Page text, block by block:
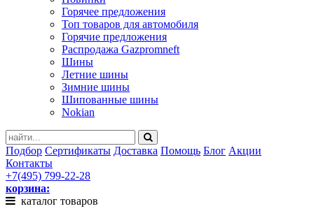
Горячее предложения
Топ товаров для автомобиля
Горячие предложения
Распродажа Gazpromneft
Шины
Летние шины
Зимние шины
Шипованные шины
Nokian
Подбор Сертификаты Доставка Помощь Блог Акции
Контакты
+7(495) 799-22-28
корзина:
каталог товаров